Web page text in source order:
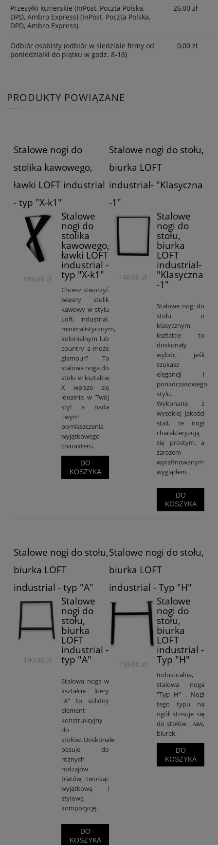
Przesyłki kurierskie (InPost, Poczta Polska,
DPD, Ambro Express) (InPost, Poczta Polska,
DPD, Ambro Express)
26,00 zł
Odbiór osobisty (odbiór w siedzibie firmy od
poniedziałki do piątku w godz. 8-16)
0,00 zł
PRODUKTY POWIĄZANE
Stalowe nogi do
stolika kawowego,
ławki LOFT industrial
- typ "X-k1"
189,00 zł
Stalowe
nogi do
stolika
kawowego,
ławki LOFT
industrial -
typ "X-k1"
Chcesz stworzyć
własny stolik
kawowy w stylu
Loft, industrial,
minimalistycznym,
kolonialnym lub
country a może
glamour? Ta
stalowa noga do
stołu w kształcie
X wpisze się
idealnie w Twój
styl a nada
Twym
pomieszczenia
wyjątkowego
charakteru.
DO
KOSZYKA
Stalowe nogi do stołu,
biurka LOFT
industrial- "Klasyczna
-1"
148,00 zł
Stalowe
nogi do
stołu,
biurka
LOFT
industrial-
"Klasyczna
-1"
Stalowe nogi do
stołu o
klasycznym
kształcie to
doskonały
wybór, jeśli
szukasz
elegancji i
ponadczasowego
stylu.
Wykonane z
wysokiej jakości
stali, te nogi
charakteryzują
się prostym, a
zarazem
wyrafinowanym
wyglądem.
DO
KOSZYKA
Stalowe nogi do stołu,
biurka LOFT
industrial - typ "A"
190,00 zł
Stalowe
nogi do
stołu,
biurka
LOFT
industrial -
typ "A"
Stalowa noga w
kształcie litery
"A" to solidny
element
konstrukcyjny
do
stołów. Doskonale
pasuje do
różnych
rodzajów
blatów, tworząc
wyjątkową i
stylową
kompozycję.
DO
KOSZYKA
Stalowe nogi do stołu,
biurka LOFT
industrial - Typ "H"
139,00 zł
Stalowe
nogi do
stołu,
biurka
LOFT
industrial -
Typ "H"
Industrialna,
stalowa noga
"Typ H" . Nogi
tego typu na
ogół stosuje się
do stołów , ław,
biurek.
DO
KOSZYKA